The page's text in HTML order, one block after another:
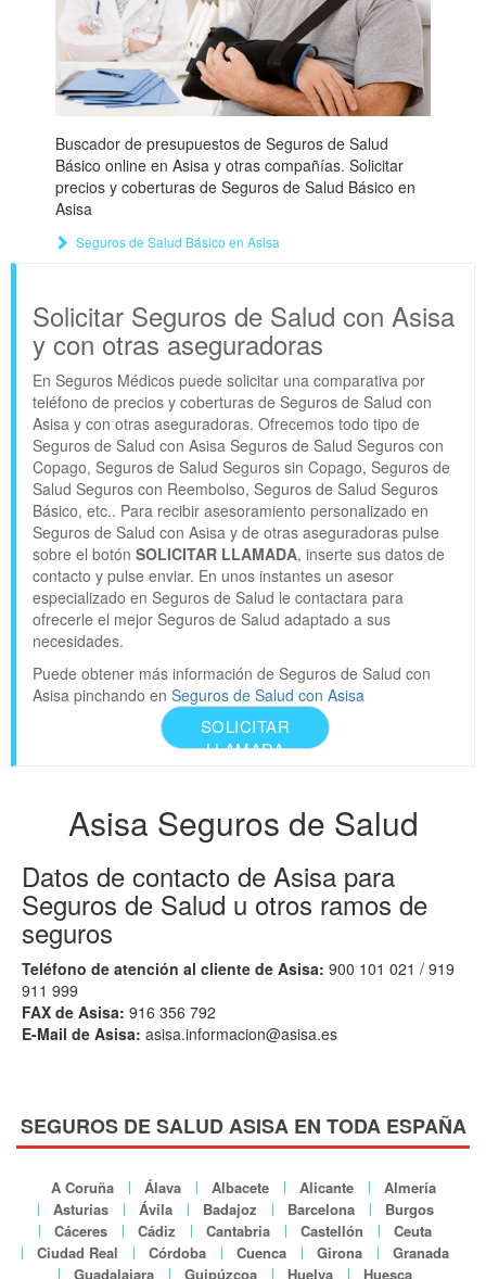
Buscador de presupuestos de Seguros de Salud
Básico online en Asisa y otras compañías. Solicitar
precios y coberturas de Seguros de Salud Básico en
Asisa
Seguros de Salud Básico en Asisa
Solicitar Seguros de Salud con Asisa
y con otras aseguradoras
En Seguros Médicos puede solicitar una comparativa por
teléfono de precios y coberturas de Seguros de Salud con
Asisa y con otras aseguradoras. Ofrecemos todo tipo de
Seguros de Salud con Asisa Seguros de Salud Seguros con
Copago, Seguros de Salud Seguros sin Copago, Seguros de
Salud Seguros con Reembolso, Seguros de Salud Seguros
Básico, etc.. Para recibir asesoramiento personalizado en
Seguros de Salud con Asisa y de otras aseguradoras pulse
sobre el botón SOLICITAR LLAMADA, inserte sus datos de
contacto y pulse enviar. En unos instantes un asesor
especializado en Seguros de Salud le contactara para
ofrecerle el mejor Seguros de Salud adaptado a sus
necesidades.
Puede obtener más información de Seguros de Salud con
Asisa pinchando en Seguros de Salud con Asisa
SOLICITAR
LLAMADA
Asisa Seguros de Salud
Datos de contacto de Asisa para
Seguros de Salud u otros ramos de
seguros
Teléfono de atención al cliente de Asisa: 900 101 021 / 919
911 999
FAX de Asisa: 916 356 792
E-Mail de Asisa: asisa.informacion@asisa.es
SEGUROS DE SALUD ASISA EN TODA ESPAÑA
A Coruña Álava Albacete Alicante
Almería
Asturias
Ávila Badajoz Barcelona
Burgos
Cáceres
Cádiz Cantabria Castellón
Ceuta
Ciudad Real
Córdoba Cuenca Girona
Granada
Guadalajara
Guipúzcoa Huelva
Huesca